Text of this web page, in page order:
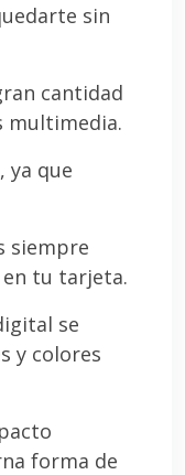
sin
cantidad
multimedia.
ya que
siempre
tu tarjeta.
se
y colores
forma de